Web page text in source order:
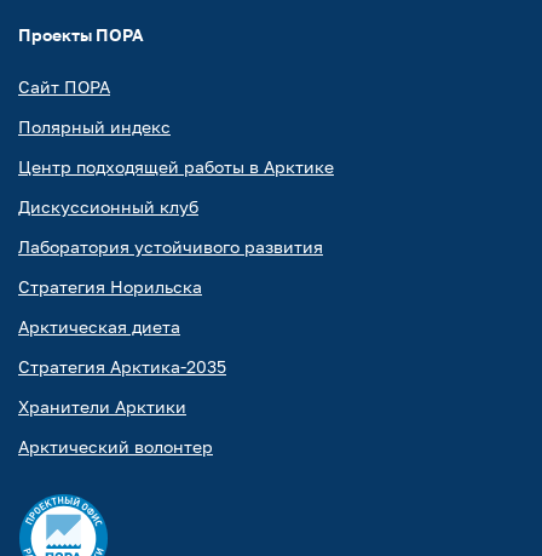
Проекты ПОРА
Сайт ПОРА
Полярный индекс
Центр подходящей работы в Арктике
Дискуссионный клуб
Лаборатория устойчивого развития
Стратегия Норильска
Арктическая диета
Стратегия Арктика-2035
Хранители Арктики
Арктический волонтер